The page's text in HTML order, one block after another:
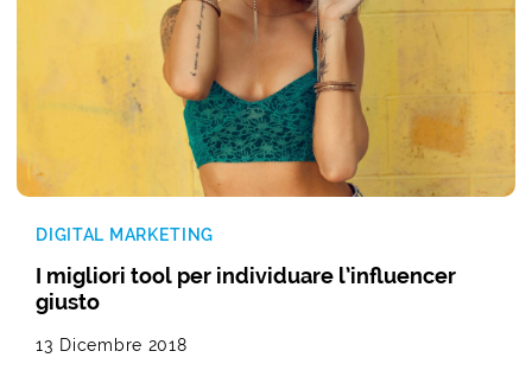
DIGITAL MARKETING
I migliori tool per individuare l’influencer
giusto
13 Dicembre 2018